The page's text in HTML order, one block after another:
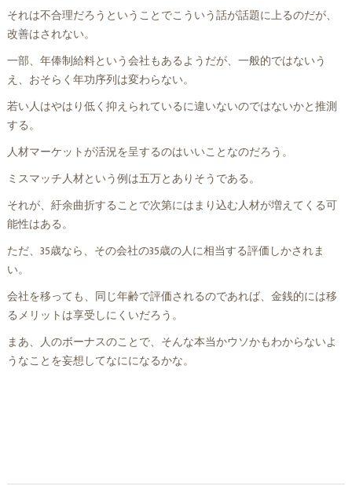
それは不合理だろうということでこういう話が話題に上るのだが、
改善はされない。
一部、年俸制給料という会社もあるようだが、一般的ではないう
え、おそらく年功序列は変わらない。
若い人はやはり低く抑えられているに違いないのではないかと推測
する。
人材マーケットが活況を呈するのはいいことなのだろう。
ミスマッチ人材という例は五万とありそうである。
それが、紆余曲折することで次第にはまり込む人材が増えてくる可
能性はある。
ただ、35歳なら、その会社の35歳の人に相当する評価しかされま
い。
会社を移っても、同じ年齢で評価されるのであれば、金銭的には移
るメリットは享受しにくいだろう。
まあ、人のボーナスのことで、そんな本当かウソかもわからないよ
うなことを妄想してなにになるかな。